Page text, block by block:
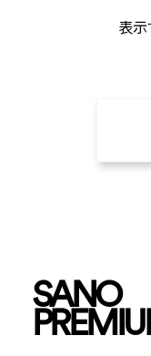
表示
SANO